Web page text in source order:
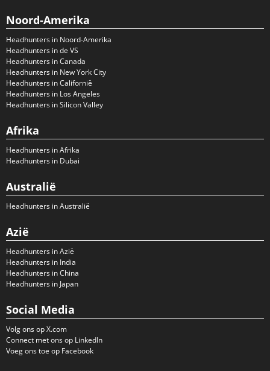
Noord-Amerika
Headhunters in Noord-Amerika
Headhunters in de VS
Headhunters in Canada
Headhunters in New York City
Headhunters in Californië
Headhunters in Los Angeles
Headhunters in Silicon Valley
Afrika
Headhunters in Afrika
Headhunters in Dubai
Australië
Headhunters in Australië
Azië
Headhunters in Azië
Headhunters in India
Headhunters in China
Headhunters in Japan
Social Media
Volg ons op X.com
Connect met ons op LinkedIn
Voeg ons toe op Facebook